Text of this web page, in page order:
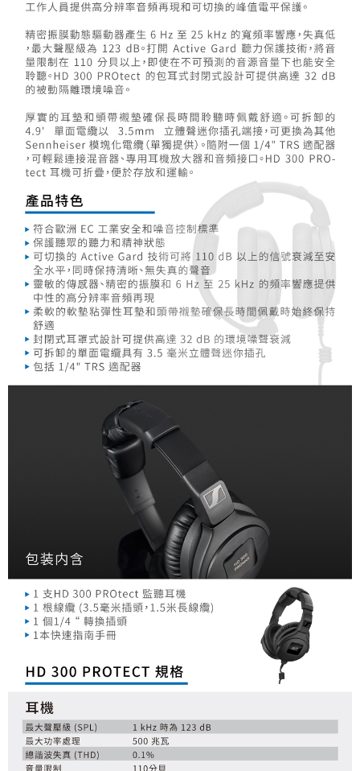
後付繳納相關費用。
是否繳費成功／繳費後需取消欲退款等相關疑問，請聯繫「AFTEE先享後付
客戶支援中心」https://netprotections.freshdesk.com/support/home
【注意事項】
１．透過由恩沛科技股份有限公司提供之「AFTEE先享後付」服務完成之交
權轉讓予恩沛科技股份有限公司。
２．關於個人資料處理事宜，請瀏覽以下網址：
https://aftee.tw/terms/#terms3
３．未成年的使用者請事先徵得法定代理人或監護人之同意方可使用
「AFTEE先享後付」，若未經同意申辦者引起之損失，本公司不負相關責
任。
４．使用「AFTEE先享後付」時，將依據個別帳號之用戶狀況，依本公司即
時審查核予不同之上限額度；若仍有額度不足之情形，本公司將視審查結果
請求用戶進行身份認證。
５．嚴禁一人註冊多個帳號或使用他人資訊註冊。若發現惡意使用之情形，
恩沛科技股份有限公司將有權停止該用戶之使用額度並採取法律行動。
每筆NT$75，滿NT$399(含以上)免運費
付款後門市自取
免運費